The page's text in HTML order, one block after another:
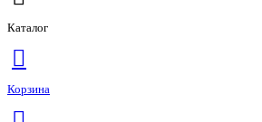
Каталог
Корзина